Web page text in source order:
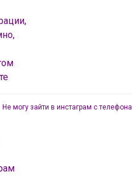
Не могу зайти в инстаграм с телефона